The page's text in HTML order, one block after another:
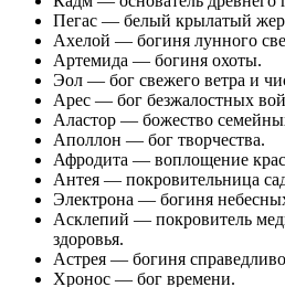
Пегас — белый крылатый
Ахелой — богиня лунного
Артемида — богиня охоты.
Эол — бог свежего ветра и
Арес — бог безжалостных
Аластор — божество
Аполлон — бог творчества.
Афродита — воплощение
Антея — покровительница
Электрона — богиня
Асклепий — покровитель
здоровья.
Астрея — богиня
Хронос — бог времени.